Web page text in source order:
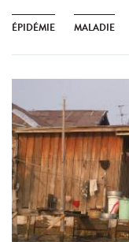
ÉPIDÉMIE MALADIE